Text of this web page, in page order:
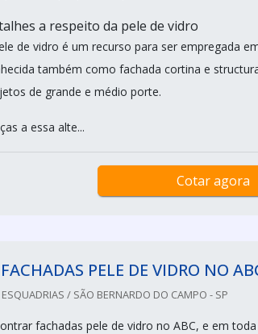
a respeito da pele de vidro
de vidro é um recurso para ser empregada
também como fachada cortina e
de grande e médio porte.
a essa alte...
Cotar agora
FACHADAS PELE DE VIDRO NO
ESQUADRIAS / SÃO BERNARDO DO CAMPO - SP
fachadas pele de vidro no ABC, e em